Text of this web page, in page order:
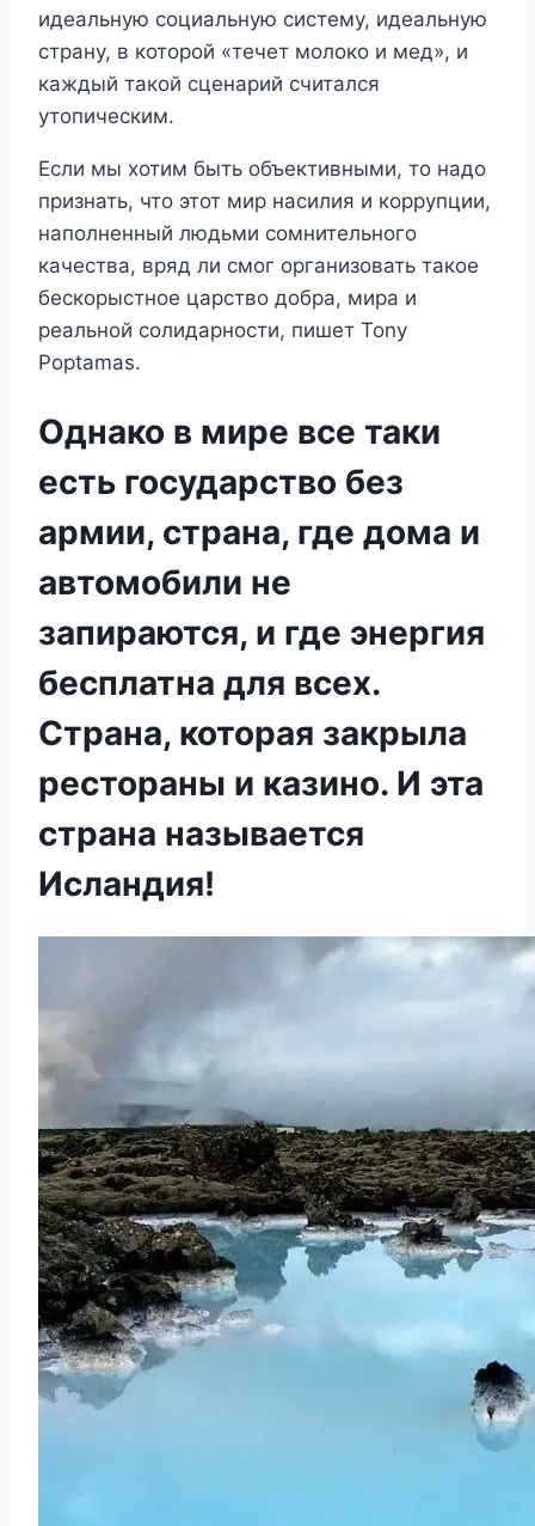
идеальную социальную систему, идеальную
страну, в которой «течет молоко и мед», и
каждый такой сценарий считался
утопическим.
Если мы хотим быть объективными, то надо
признать, что этот мир насилия и коррупции,
наполненный людьми сомнительного
качества, вряд ли смог организовать такое
бескорыстное царство добра, мира и
реальной солидарности, пишет Tony
Poptamas.
Однако в мире все таки
есть государство без
армии, страна, где дома и
автомобили не
запираются, и где энергия
бесплатна для всех.
Страна, которая закрыла
рестораны и казино. И эта
страна называется
Исландия!